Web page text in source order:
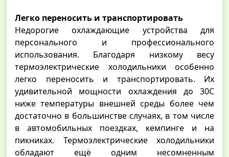
Легко переносить и транспортировать
Недорогие охлаждающие устройства для
персонального и профессионального
использования. Благодаря низкому весу
термоэлектрические холодильники особенно
легко переносить и транспортировать. Их
удивительной мощности охлаждения до 30С
ниже температуры внешней среды более чем
достаточно в большинстве случаях, в том числе
в автомобильных поездках, кемпинге и на
пикниках. Термоэлектрические холодильники
обладают ещё одним несомненным